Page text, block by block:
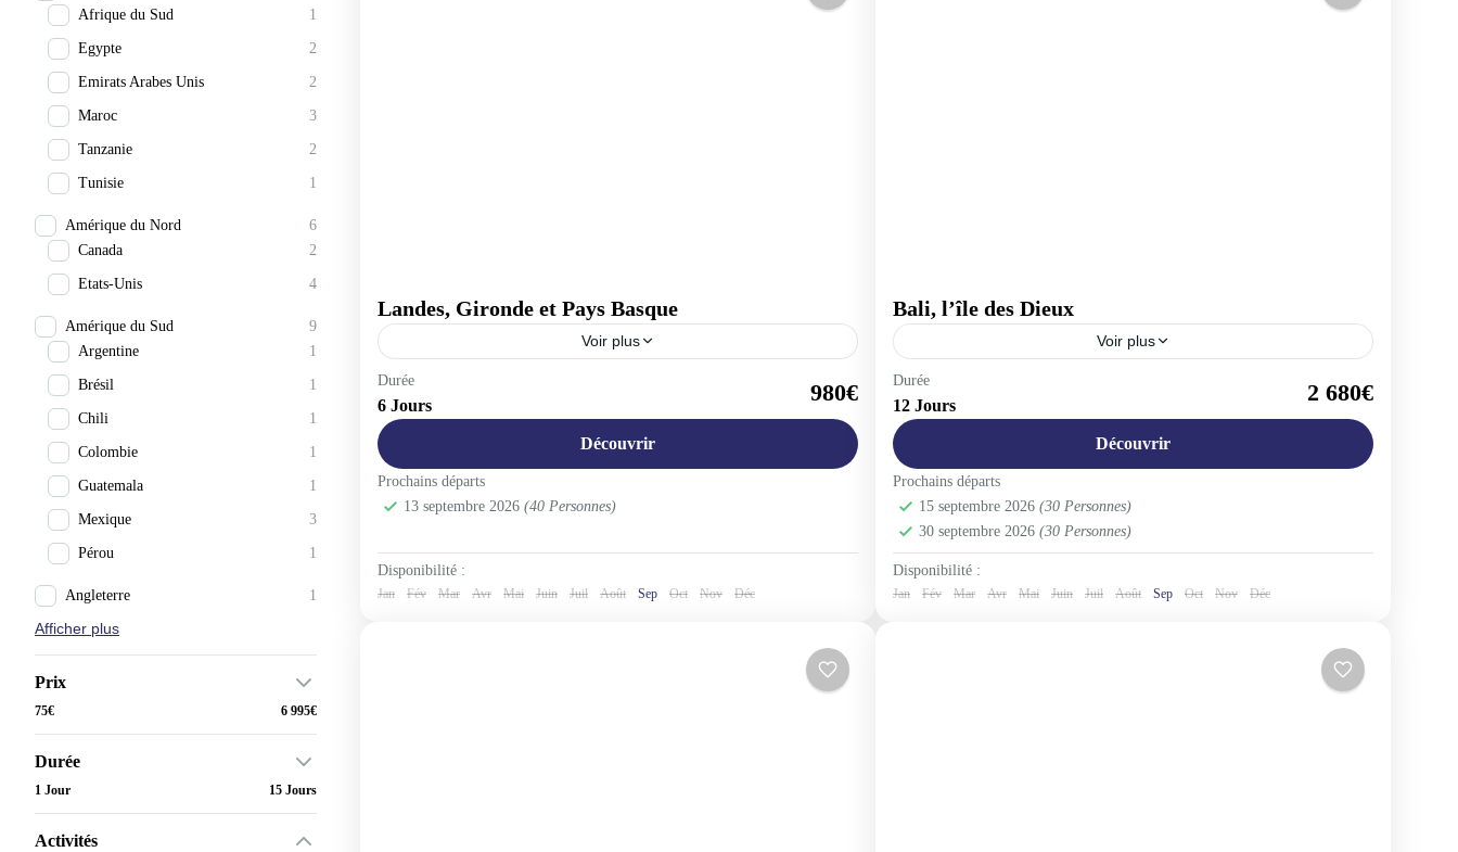
Afrique du Sud
1
Egypte 2
Emirats Arabes Unis 2
Maroc 3
Tanzanie 2
Tunisie 1
Amérique du Nord
6
Canada
2
Etats-Unis 4
Amérique du Sud
9
Argentine
1
Brésil 1
Chili 1
Colombie 1
Guatemala 1
Mexique 3
Pérou 1
Angleterre 1
Afficher plus
Prix
75€ 6 995€
Durée
1 Jour 15 Jours
Activités
Landes, Gironde et Pays Basque
Voir plus
Europe
1-40 People
Durée
6 Jours 980€
Découvrir
Prochains départs
13 septembre 2026 (40 Personnes)
Disponibilité :
Jan Fév Mar Avr Mai Juin Juil Août Sep Oct Nov Déc
Bali, l’île des Dieux
Voir plus
Asie
1-30 People
Durée
12 Jours 2 680€
Découvrir
Prochains départs
15 septembre 2026 (30 Personnes)
30 septembre 2026 (30 Personnes)
Disponibilité :
Jan Fév Mar Avr Mai Juin Juil Août Sep Oct Nov Déc